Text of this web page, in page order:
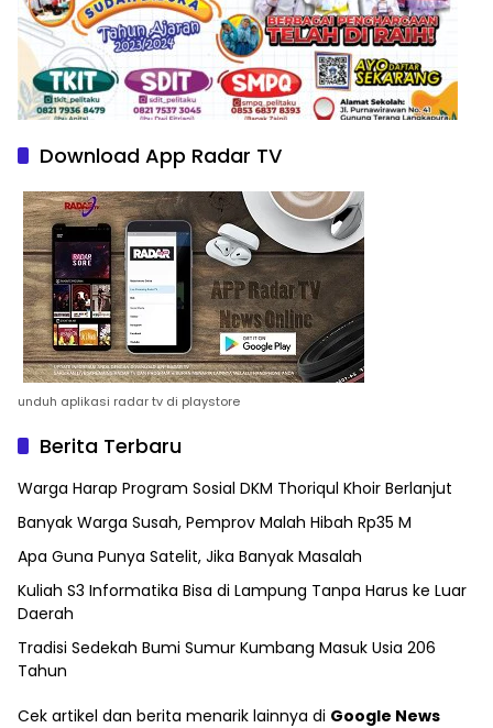
Download App Radar TV
unduh aplikasi radar tv di playstore
Berita Terbaru
Warga Harap Program Sosial DKM Thoriqul Khoir Berlanjut
Banyak Warga Susah, Pemprov Malah Hibah Rp35 M
Apa Guna Punya Satelit, Jika Banyak Masalah
Kuliah S3 Informatika Bisa di Lampung Tanpa Harus ke Luar
Daerah
Tradisi Sedekah Bumi Sumur Kumbang Masuk Usia 206
Tahun
Cek artikel dan berita menarik lainnya di Google News